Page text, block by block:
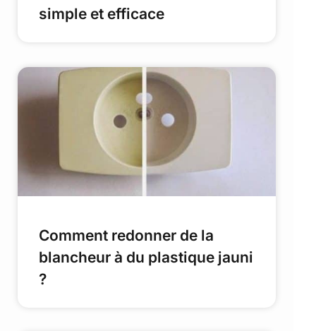
simple et efficace
Comment redonner de la
blancheur à du plastique jauni
?